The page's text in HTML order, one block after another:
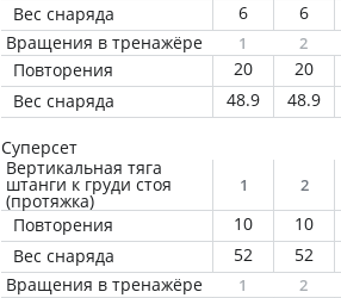
Вес снаряда
6 6
Вращения в тренажёре
1 2
Повторения 20 20
Вес снаряда
48.9 48.9
Суперсет
Вертикальная тяга
штанги к груди стоя
(протяжка)
1 2
Повторения 10 10
Вес снаряда
52 52
Вращения в тренажёре
1 2